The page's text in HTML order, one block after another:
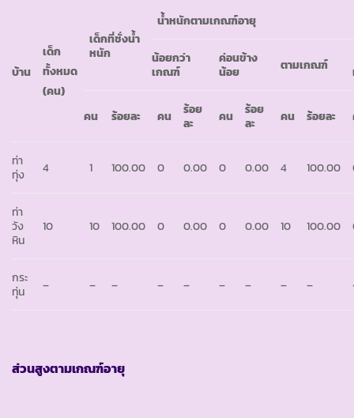
บ้าน
เด็ก
ทั้งหมด
(คน)
เด็กที่ชั่งน้ำ
หนัก
น้ำหนักตามเกณฑ์อายุ
น้อยกว่า
เกณฑ์
ค่อนข้าง
น้อย
ตามเกณฑ์
คน ร้อยละ คน
ร้อย
ละ
คน
ร้อย
ละ
คน ร้อยละ
ท่า
ทุ่ง
4 1 100.00 0 0.00 0 0.00 4 100.00
ท่า
วัง
หิน
10 10 100.00 0 0.00 0 0.00 10 100.00
กระ
ทุ่น
– – – – – – – – –
ส่วนสูงตามเกณฑ์อายุ